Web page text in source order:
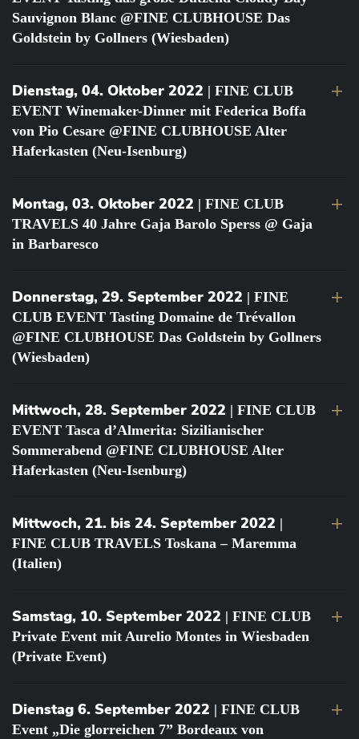
Sauvignon Blanc @FINE CLUBHOUSE Das
Goldstein by Gollners (Wiesbaden)
Dienstag, 04. Oktober 2022 | FINE CLUB
EVENT Winemaker-Dinner mit Federica Boffa
von Pio Cesare @FINE CLUBHOUSE Alter
Haferkasten (Neu-Isenburg)
Montag, 03. Oktober 2022 | FINE CLUB
TRAVELS 40 Jahre Gaja Barolo Sperss @ Gaja
in Barbaresco
Donnerstag, 29. September 2022 | FINE
CLUB EVENT Tasting Domaine de Trévallon
@FINE CLUBHOUSE Das Goldstein by Gollners
(Wiesbaden)
Mittwoch, 28. September 2022 | FINE CLUB
EVENT Tasca d’Almerita: Sizilianischer
Sommerabend @FINE CLUBHOUSE Alter
Haferkasten (Neu-Isenburg)
Mittwoch, 21. bis 24. September 2022 |
FINE CLUB TRAVELS Toskana – Maremma
(Italien)
Samstag, 10. September 2022 | FINE CLUB
Private Event mit Aurelio Montes in Wiesbaden
(Private Event)
Dienstag 6. September 2022 | FINE CLUB
Event „Die glorreichen 7” Bordeaux von